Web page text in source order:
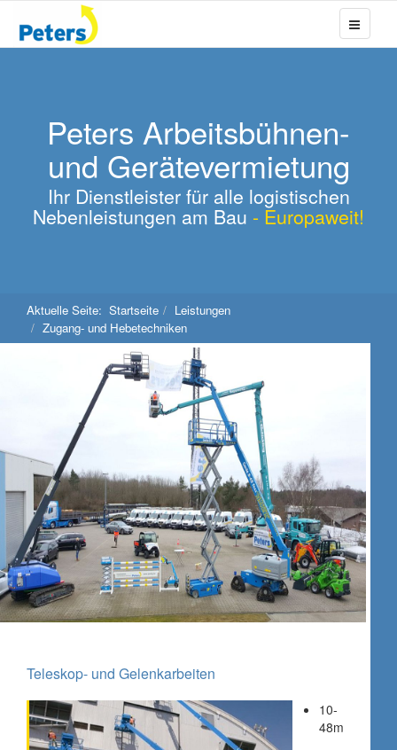
Peters Arbeitsbühnen-
und Gerätevermietung
Ihr Dienstleister für alle logistischen
Nebenleistungen am Bau - Europaweit!
Aktuelle Seite: Startseite
Leistungen
Zugang- und Hebetechniken
Teleskop- und Gelenkarbeiten
10-
48m